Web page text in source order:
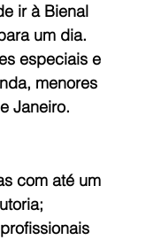
ir à Bienal
um dia.
especiais e
menores
Janeiro.
com até um